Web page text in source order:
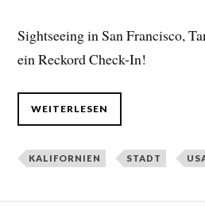
Sightseeing in San Francisco,
ein Reckord Check-In!
WEITERLESEN
KALIFORNIEN STADT